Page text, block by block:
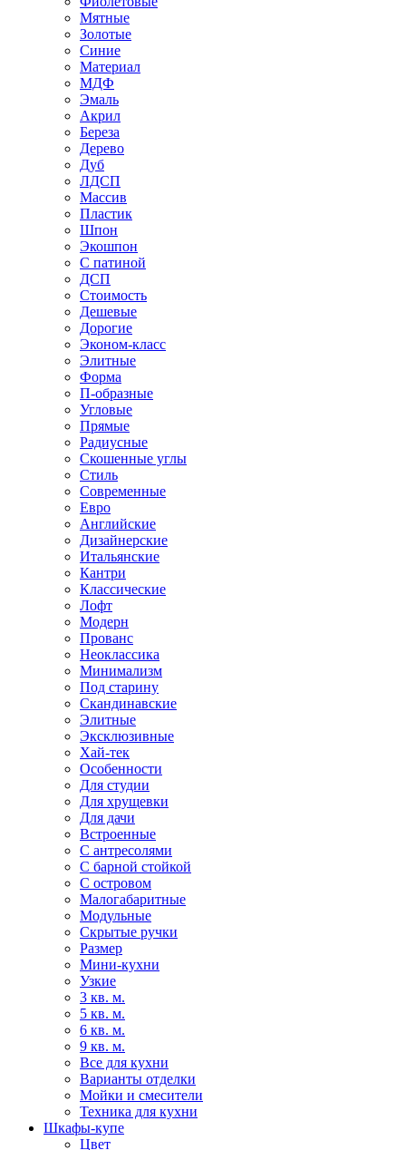
Мятные
Золотые
Синие
Материал
МДФ
Эмаль
Акрил
Береза
Дерево
Дуб
ЛДСП
Массив
Пластик
Шпон
Экошпон
С патиной
ДСП
Стоимость
Дешевые
Дорогие
Эконом-класс
Элитные
Форма
П-образные
Угловые
Прямые
Радиусные
Скошенные углы
Стиль
Современные
Евро
Английские
Дизайнерские
Итальянские
Кантри
Классические
Лофт
Модерн
Прованс
Неоклассика
Минимализм
Под старину
Скандинавские
Элитные
Эксклюзивные
Хай-тек
Особенности
Для студии
Для хрущевки
Для дачи
Встроенные
С антресолями
С барной стойкой
С островом
Малогабаритные
Модульные
Скрытые ручки
Размер
Мини-кухни
Узкие
3 кв. м.
5 кв. м.
6 кв. м.
9 кв. м.
Все для кухни
Варианты отделки
Мойки и смесители
Техника для кухни
Шкафы-купе
Цвет